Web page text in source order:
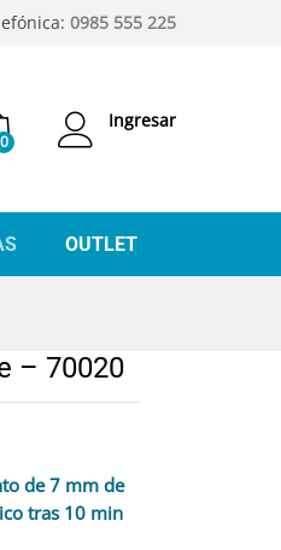
0985 555 225
0
Ingresar
OUTLET
– 70020
de 7 mm de
tras 10 min